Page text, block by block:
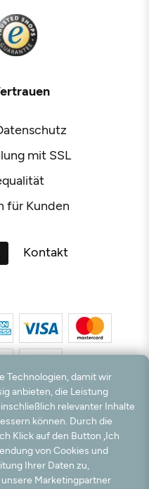
mit SSL
für Kunden
Kontakt
**Kostenloser Versand und Rückversand
und Österreichs.
Zwecke, die jederzeit widerrufen
an Dritte weitergegeben.
Rechte vorbehalten. powered by
Technologien, damit wir
anbieten, die Leistung
relevanter Inhalte
können. Durch die
Klick auf den Button „Ich
von Cookies und
Ihrer Daten zu,
Marketingpartner